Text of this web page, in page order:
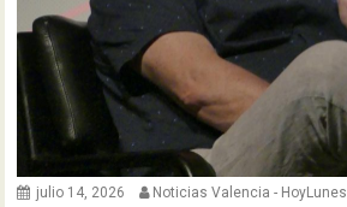
julio 14, 2026 Noticias Valencia - HoyLunes